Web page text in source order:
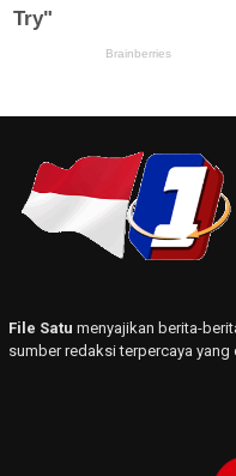
File Satu menyajikan berita-
sumber redaksi terpercaya